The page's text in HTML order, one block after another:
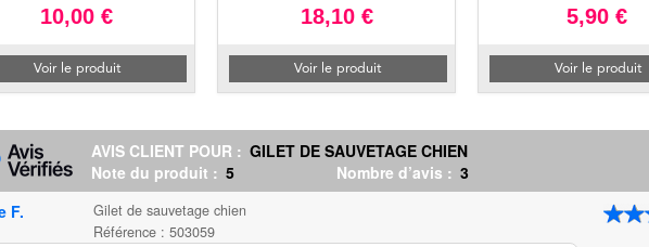
10,00 €
Voir le produit
18,10 €
Voir le produit
5,90 €
Voir le produit
AVIS CLIENT POUR : GILET DE SAUVETAGE CHIEN
Note du produit : 5 Nombre d’avis : 3
F.
Gilet de sauvetage chien
Référence : 503059